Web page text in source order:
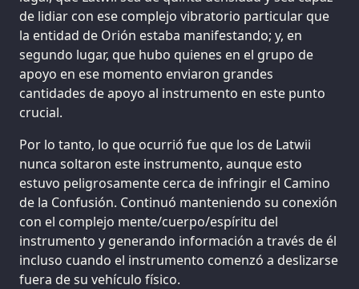
de lidiar con ese complejo vibratorio particular que
la entidad de Orión estaba manifestando; y, en
segundo lugar, que hubo quienes en el grupo de
apoyo en ese momento enviaron grandes
cantidades de apoyo al instrumento en este punto
crucial.
Por lo tanto, lo que ocurrió fue que los de Latwii
nunca soltaron este instrumento, aunque esto
estuvo peligrosamente cerca de infringir el Camino
de la Confusión. Continuó manteniendo su conexión
con el complejo mente/cuerpo/espíritu del
instrumento y generando información a través de él
incluso cuando el instrumento comenzó a deslizarse
fuera de su vehículo físico.